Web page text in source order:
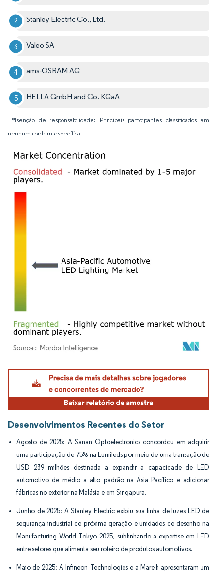
Stanley Electric Co., Ltd.
Valeo SA
ams-OSRAM AG
HELLA GmbH and Co. KGaA
*Isenção de responsabilidade: Principais participantes classificados em
nenhuma ordem específica
Imagem © Mordor Intelligence. O reuso requer atribuição conforme CC BY 4.0.
Desenvolvimentos Recentes do Setor
Agosto de 2025: A Sanan Optoelectronics concordou em adquirir
uma participação de 75% na Lumileds por meio de uma transação de
USD 239 milhões destinada a expandir a capacidade de LED
automotivo de médio a alto padrão na Ásia Pacífico e adicionar
fábricas no exterior na Malásia e em Singapura.
Junho de 2025: A Stanley Electric exibiu sua linha de luzes LED de
segurança industrial de próxima geração e unidades de desenho na
Manufacturing World Tokyo 2025, sublinhando a expertise em LED
entre setores que alimenta seu roteiro de produtos automotivos.
Maio de 2025: A Infineon Technologies e a Marelli apresentaram um